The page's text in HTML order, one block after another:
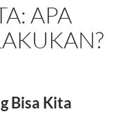
APA
Bisa Kita